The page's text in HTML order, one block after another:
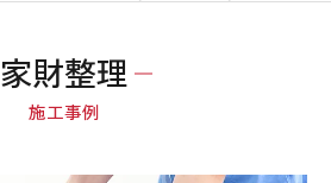
施工事例
家財整理